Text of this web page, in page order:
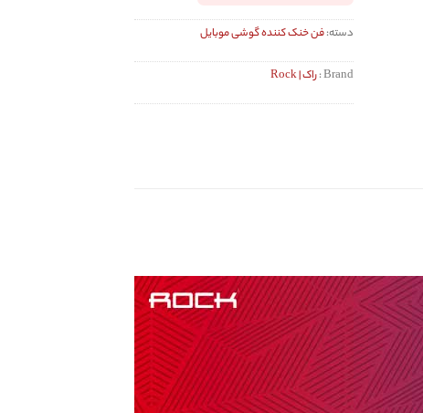
دسته:فن خنک کننده گوشی موبایل
Brand : راک | Rock